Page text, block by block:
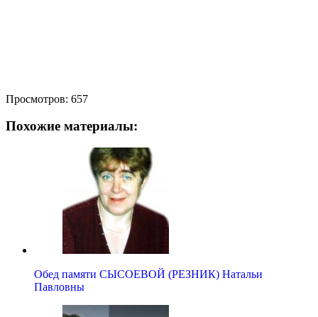
Просмотров: 657
Похожие материалы:
Обед памяти СЫСОЕВОЙ (РЕЗНИК) Натальи
Павловны